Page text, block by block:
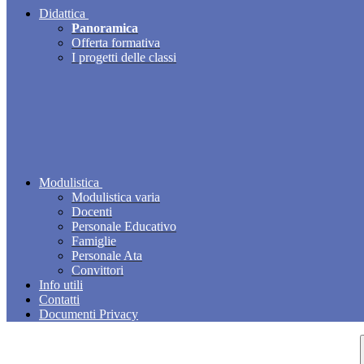
Didattica
Panoramica
Offerta formativa
I progetti delle classi
Modulistica
Modulistica varia
Docenti
Personale Educativo
Famiglie
Personale Ata
Convittori
Info utili
Contatti
Documenti Privacy